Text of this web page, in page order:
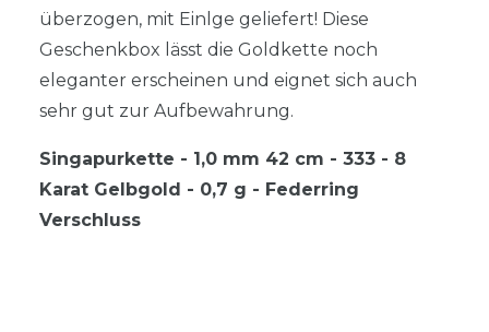
überzogen, mit Einlge geliefert! Diese
Geschenkbox lässt die Goldkette noch
eleganter erscheinen und eignet sich auch
sehr gut zur Aufbewahrung.
Singapurkette - 1,0 mm 42 cm - 333 - 8
Karat Gelbgold - 0,7 g - Federring
Verschluss